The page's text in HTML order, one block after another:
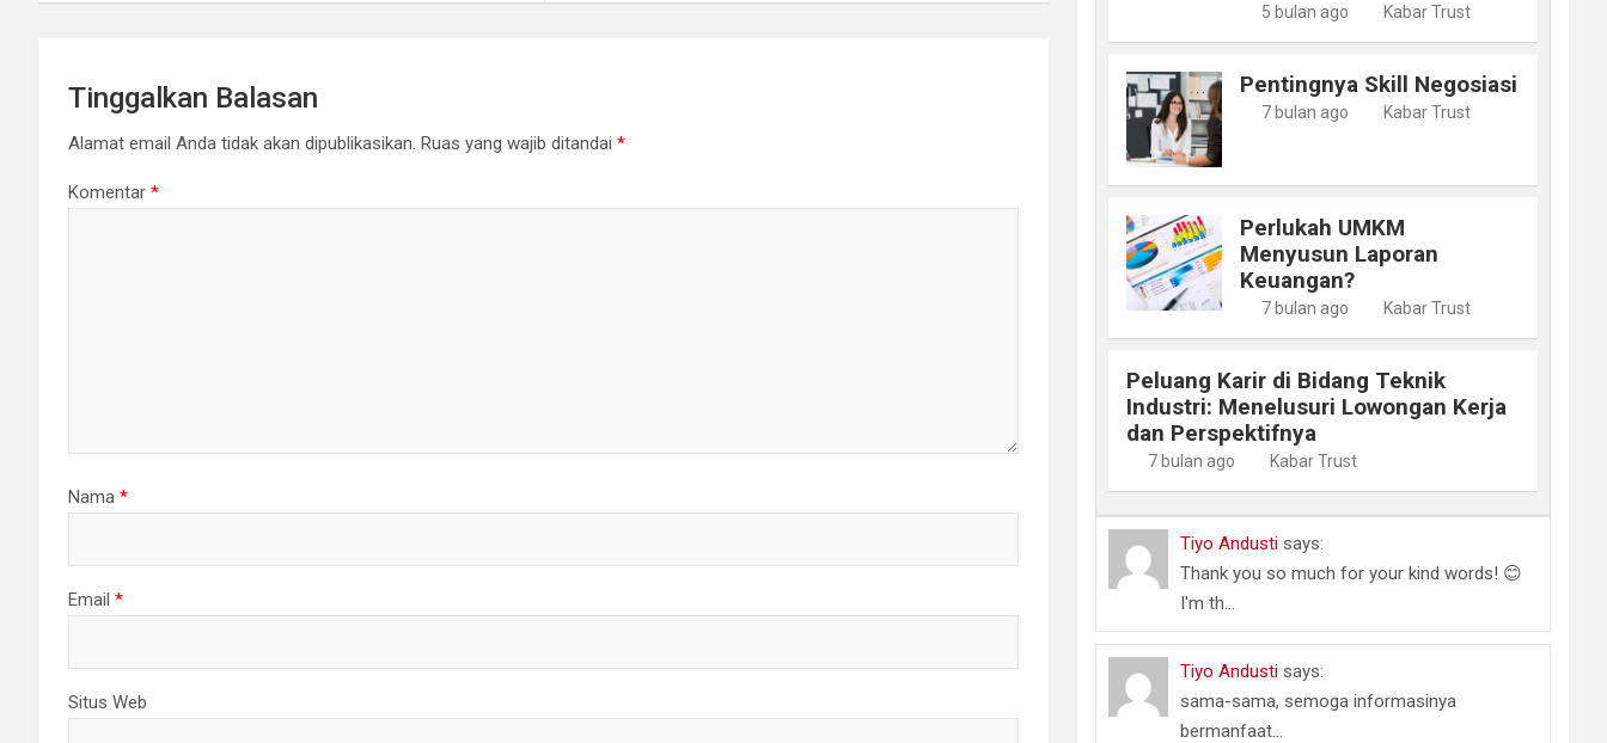
Tinggalkan Balasan
Alamat email Anda tidak akan dipublikasikan. Ruas yang wajib ditandai *
Komentar *
Nama *
Email *
Situs Web
5 bulan ago Kabar Trust
Pentingnya Skill Negosiasi
7 bulan ago Kabar Trust
Perlukah UMKM
Menyusun Laporan
Keuangan?
7 bulan ago Kabar Trust
Peluang Karir di Bidang Teknik
Industri: Menelusuri Lowongan Kerja
dan Perspektifnya
7 bulan ago Kabar Trust
Tiyo Andusti says:
Thank you so much for your kind words! 😊
I'm th...
Tiyo Andusti says:
sama-sama, semoga informasinya
bermanfaat...